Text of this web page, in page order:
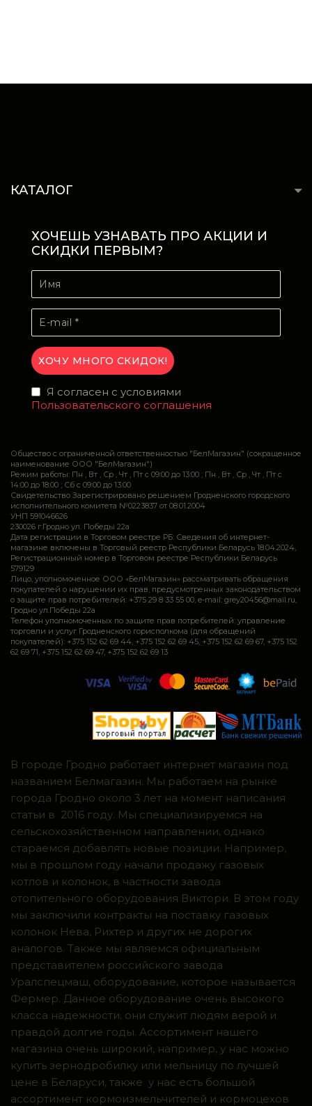
КАТАЛОГ
ХОЧЕШЬ УЗНАВАТЬ ПРО АКЦИИ И
СКИДКИ ПЕРВЫМ?
Я согласен с условиями
Пользовательского соглашения
Общество с ограниченной ответственностью "БелМагазин" (сокращенное
наименование ООО "БелМагазин")
Режим работы: Пн , Вт , Ср , Чт , Пт c 09:00 до 13:00 ; Пн , Вт , Ср , Чт , Пт c
14:00 до 18:00 ; Сб c 09:00 до 13:00
Свидетельство Зарегистрировано решением Гродненского городского
исполнительного комитета №0223837 от 08.01.2004
УНП 591046626
230026 г.Гродно ул. Победы 22а
Дата регистрации в Торговом реестре РБ: Сведения об интернет-
магазине включены в Торговый реестр Республики Беларусь 18.04.2024,
Регистрационный номер в Торговом реестре Республики Беларусь
579129
Лицо, уполномоченное ООО «БелМагазин» рассматривать обращения
покупателей о нарушении их прав, предусмотренных законодательством
о защите прав потребителей: +375 29 8 33 55 00, e-mail: grey20456@mail.ru,
Гродно ул.Победы 22а
Телефон уполномоченных по защите прав потребителей: управление
торговли и услуг Гродненского горисполкома (для обращений
покупателей): +375 152 62 69 44, +375 152 62 69 45, +375 152 62 69 67, +375 152
62 69 71, +375 152 62 69 47, +375 152 62 69 13
В городе Гродно работает интернет магазин под
названием Белмагазин. Мы работаем на рынке
города Гродно около 3 лет на момент написания
статьи в 2016 году. Мы специализируемся на
сельскохозяйственном направлении, однако
стараемся добавлять новые позиции. Например,
мы в прошлом году начали продажу газовых
котлов и колонок, в частности завода
отопительного оборудования Виктори. В этом году
мы заключили контракты на поставку газовых
колонок Нева, Рихтер и других не дорогих
аналогов. Также мы являемся официальным
представителем российского завода
Уралспецмаш, оборудование, которое называется
Фермер. Данное оборудование очень высокого
класса надежности, они служит людям верой и
правдой долгие годы. Ассортимент нашего
магазина очень широкий, например, у нас можно
купить зернодробилку или мельницу по лучшей
цене в Беларуси, также у нас есть большой
ассортимент кормоизмельчителей и кормоцехов